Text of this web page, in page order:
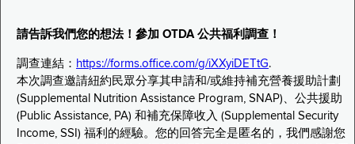
請告訴我們您的想法！參加 OTDA 公共福利調查！
調查連結： https://forms.office.com/g/iXXyiDETtG.
本次調查邀請紐約民眾分享其申請和/或維持補充營養援助計劃
(Supplemental Nutrition Assistance Program, SNAP)、公共援助
(Public Assistance, PA) 和補充保障收入 (Supplemental Security
Income, SSI) 福利的經驗。您的回答完全是匿名的，我們感謝您